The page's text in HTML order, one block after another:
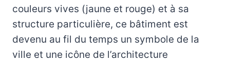
couleurs vives (jaune et rouge) et à sa
structure particulière, ce bâtiment est
devenu au fil du temps un symbole de la
ville et une icône de l’architecture